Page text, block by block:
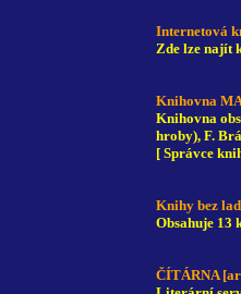
Internetová
Zde lze najít
Knihovna
Knihovna
hroby), F.
[ Správce
Knihy bez
Obsahuje 13
ČÍTÁRNA